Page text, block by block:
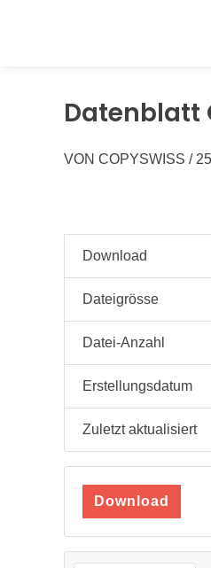
Datenblatt
VON COPYSWISS /
Download
Dateigrösse
Datei-Anzahl
Erstellungsdatum
Zuletzt aktualisiert
Download